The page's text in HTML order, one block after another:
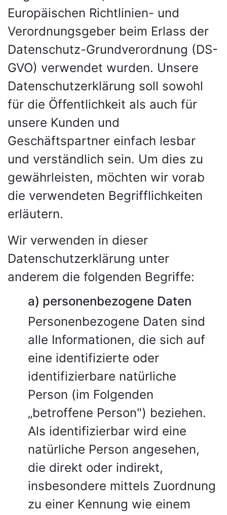
Europäischen Richtlinien- und
Verordnungsgeber beim Erlass der
Datenschutz-Grundverordnung (DS-
GVO) verwendet wurden. Unsere
Datenschutzerklärung soll sowohl
für die Öffentlichkeit als auch für
unsere Kunden und
Geschäftspartner einfach lesbar
und verständlich sein. Um dies zu
gewährleisten, möchten wir vorab
die verwendeten Begrifflichkeiten
erläutern.
Wir verwenden in dieser
Datenschutzerklärung unter
anderem die folgenden Begriffe:
a) personenbezogene Daten
Personenbezogene Daten sind
alle Informationen, die sich auf
eine identifizierte oder
identifizierbare natürliche
Person (im Folgenden
„betroffene Person") beziehen.
Als identifizierbar wird eine
natürliche Person angesehen,
die direkt oder indirekt,
insbesondere mittels Zuordnung
zu einer Kennung wie einem